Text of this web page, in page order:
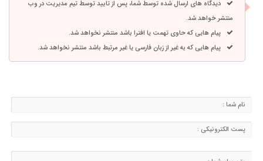
دیدگاه های ارسال شده توسط شما، پس از تایید توسط تیم مدیریت در وب
منتشر خواهد شد.
پیام هایی که حاوی تهمت یا افترا باشد منتشر نخواهد شد.
پیام هایی که به غیر از زبان فارسی یا غیر مرتبط باشد منتشر نخواهد شد.